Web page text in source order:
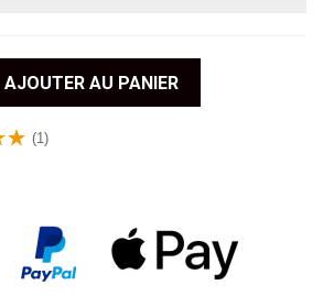
AJOUTER AU PANIER
(1)